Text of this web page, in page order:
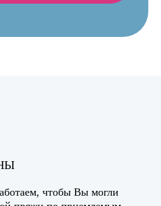
чтобы Вы могли